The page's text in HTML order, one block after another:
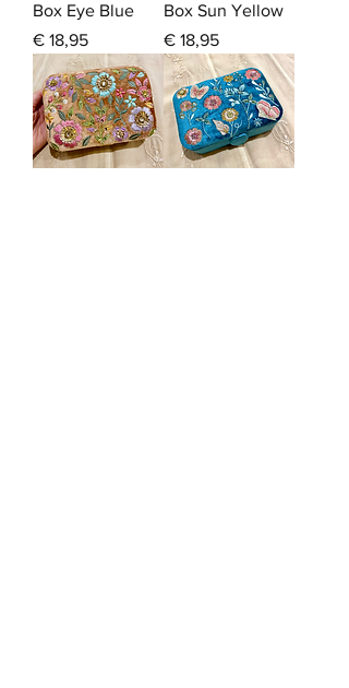
Box Eye Blue
Prijs
€ 18,95
Box Sun Yellow
Prijs
€ 18,95